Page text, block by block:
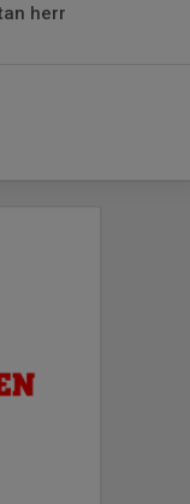
herr